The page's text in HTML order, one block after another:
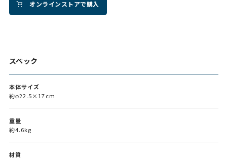
オンラインストアで購入
スペック
本体サイズ
約φ22.5×17cm
重量
約4.6kg
材質